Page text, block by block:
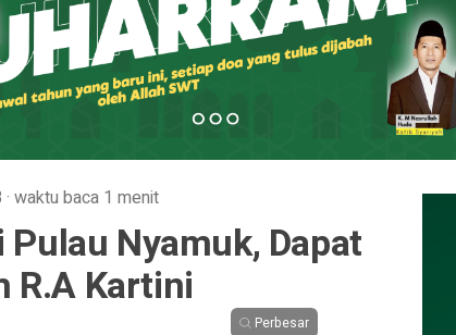
· waktu baca 1 menit
Nyamuk, Dapat
R.A Kartini
Perbesar